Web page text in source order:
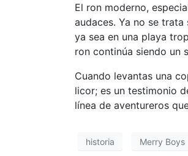
El ron moderno,
audaces. Ya no se
ya sea en una playa
ron continúa siendo un
Cuando levantas una
licor; es un testimonio
línea de aventureros
historia Merry Boys